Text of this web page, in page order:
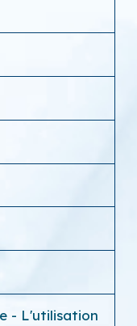
- L'utilisation